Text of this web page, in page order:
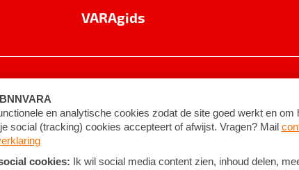
VARAgids
voorwaarden ©2026BNNVARA